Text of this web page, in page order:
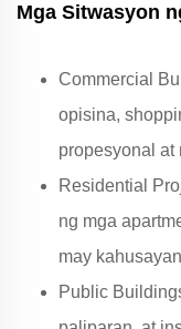
Mga Sitwasyon
Commercial
opisina,
propesyonal at
Residential
ng mga
may
Public